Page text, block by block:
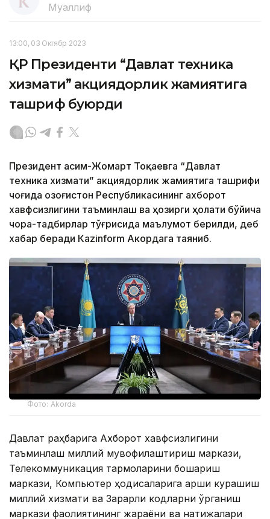
Муаллиф
13:00, 03 Октябр 2023
ҚР Президенти “Давлат техника
хизмати” акциядорлик жамиятига
ташриф буюрди
Президент Қасим-Жомарт Тоқаевга “Давлат
техника хизмати” акциядорлик жамиятига ташрифи
чоғида Қозоғистон Республикасининг ахборот
хавфсизлигини таъминлаш ва ҳозирги ҳолати бўйича
чора-тадбирлар тўғрисида маълумот берилди, деб
хабар беради Каzinform Акордага таяниб.
Фото: Akorda
Давлат раҳбарига Ахборот хавфсизлигини
таъминлаш миллий мувофиқлаштириш маркази,
Телекоммуникация тармоқларини бошқариш
маркази, Компьютер ҳодисаларига қарши курашиш
миллий хизмати ва Зарарли кодларни ўрганиш
маркази фаолиятининг жараёни ва натижалари